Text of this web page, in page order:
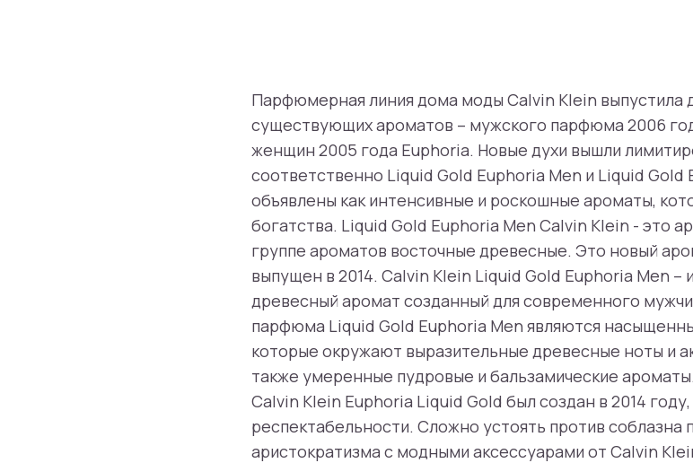
Парфюмерная линия дома моды Calvin Klein выпустила
существующих ароматов – мужского парфюма 2006
женщин 2005 года Euphoria. Новые духи вышли
соответственно Liquid Gold Euphoria Men и Liquid
объявлены как интенсивные и роскошные ароматы,
богатства. Liquid Gold Euphoria Men Calvin Klein - это
группе ароматов восточные древесные. Это новый
выпущен в 2014. Calvin Klein Liquid Gold Euphoria Men –
древесный аромат созданный для современного
парфюма Liquid Gold Euphoria Men являются
которые окружают выразительные древесные ноты и
также умеренные пудровые и бальзамические
Calvin Klein Euphoria Liquid Gold был создан в 2014
респектабельности. Сложно устоять против соблазна
аристократизма с модными аксессуарами от Calvin